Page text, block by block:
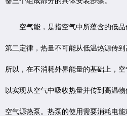
空气能，是指空气中所蕴含的低
第二定律，热量不可能从低温热源传到
所以，在不消耗外界能量的基础上，
以实现从空气中吸收热量并传到高温
空气源热泵。热泵的使用需要消耗电